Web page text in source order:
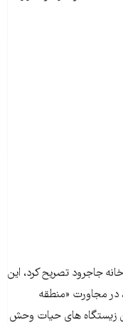
جاجرود تصریح کرد، این
در مجاورت «منطقه
زیستگاه های حیات وحش